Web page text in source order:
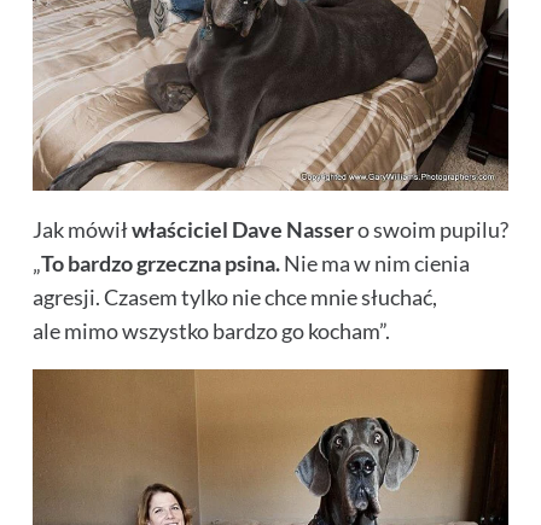
Jak mówiłwłaściciel Dave Nassero swoim pupilu?
„To bardzo grzeczna psina.Nie ma w nim cienia
agresji. Czasem tylko nie chce mnie słuchać,
ale mimo wszystko bardzo go kocham”.